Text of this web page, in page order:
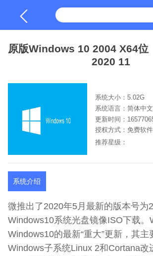
原版Windows 10 2004 X64位
2020 11
系统大小：5.02G
系统语言：简体中文
更新时间：
授权方式：免费软件
推荐星级：
系统介绍
微推出了2020年5月最新的版本号为
Windows10系统光盘镜像ISO下载。
Windows10的最新“重大”更新，其
Windows子系统Linux 2和Cortana改